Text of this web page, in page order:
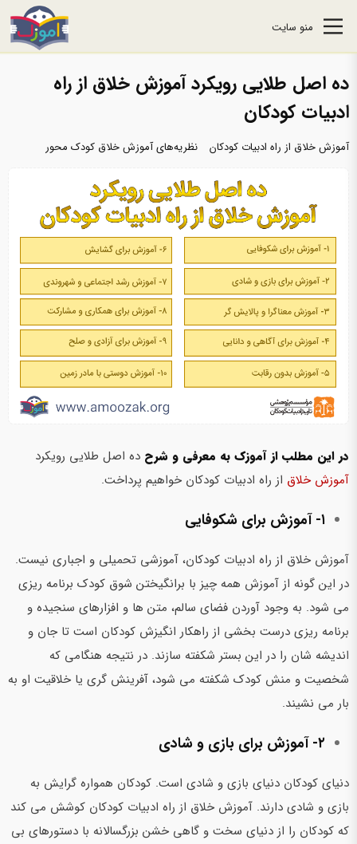
منو سایت
ده اصل طلایی رویکرد آموزش خلاق از راه
ادبیات کودکان
آموزش خلاق از راه ادبیات کودکان نظریه‌های آموزش خلاق کودک محور
در این مطلب از آموزک به معرفی و شرح ده اصل طلایی رویکرد
آموزش خلاق از راه ادبیات کودکان خواهیم پرداخت.
۱- آموزش برای شکوفایی
آموزش خلاق از راه ادبیات کودکان، آموزشی تحمیلی و اجباری نیست.
در این گونه از آموزش همه چیز با برانگیختن شوق کودک برنامه ریزی
می شود. به وجود آوردن فضای سالم، متن ها و افزارهای سنجیده و
برنامه ریزی درست بخشی از راهکار انگیزش کودکان است تا جان و
اندیشه شان را در این بستر شکفته سازند. در نتیجه هنگامی که
شخصیت و منش کودک شکفته می شود،‌ آفرینش گری یا خلاقیت او به
بار می نشیند.
۲- آموزش برای بازی و شادی
دنیای کودکان دنیای بازی و شادی است. کودکان همواره گرایش به
بازی و شادی دارند. آموزش خلاق از راه ادبیات کودکان کوشش می کند
که کودکان را از دنیای سخت و گاهی خشن بزرگسالانه با دستورهای بی